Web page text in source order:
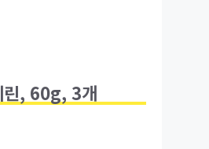
린, 60g, 3개